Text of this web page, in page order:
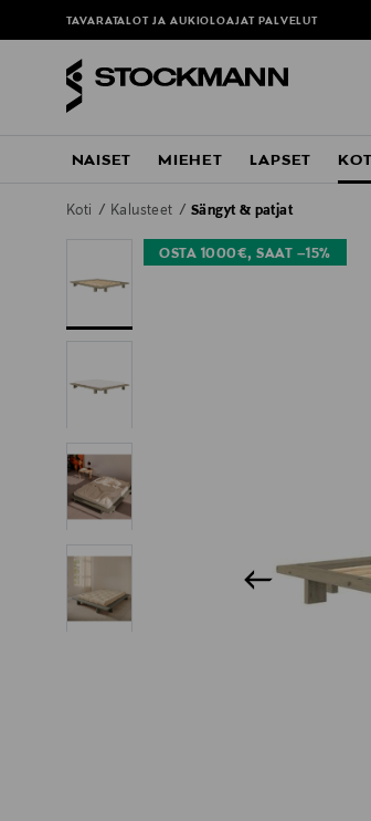
TAVARATALOT JA AUKIOLOAJAT PALVELUT
NAISET MIEHET LAPSET
Koti Kalusteet Sängyt & patjat
OSTA 1000€, SAAT –15%